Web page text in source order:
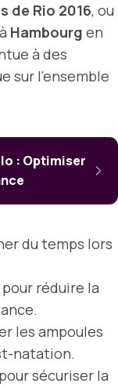
de Rio 2016, ou
Hambourg en
à des
sur l’ensemble
: Optimiser
du temps lors
réduire la
les ampoules
natation.
pour sécuriser la